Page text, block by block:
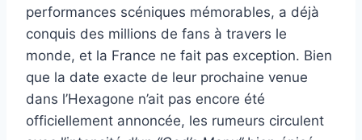
performances scéniques mémorables, a déjà
conquis des millions de fans à travers le
monde, et la France ne fait pas exception. Bien
que la date exacte de leur prochaine venue
dans l’Hexagone n’ait pas encore été
officiellement annoncée, les rumeurs circulent